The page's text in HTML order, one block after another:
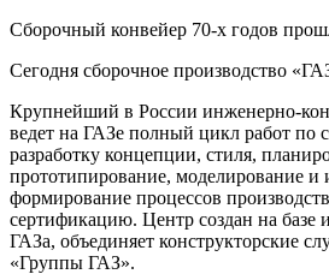
Сборочный конвейер 70‑х годов
Сегодня сборочное производство
Крупнейший в России инженерно-
ведет на ГАЗе полный цикл работ по
разработку концепции, стиля,
прототипирование, моделирование и
формирование процессов
сертификацию. Центр создан на
ГАЗа, объединяет конструкторские
«Группы ГАЗ».